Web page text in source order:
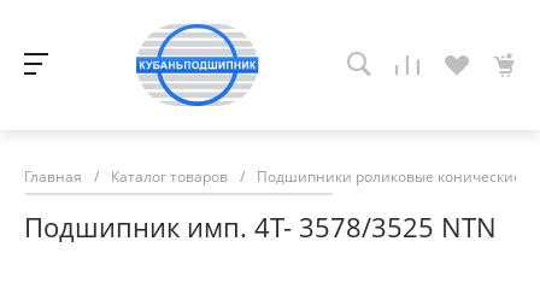
Главная / Каталог товаров / Подшипники роликовые конические
Подшипник имп. 4T- 3578/3525 NTN